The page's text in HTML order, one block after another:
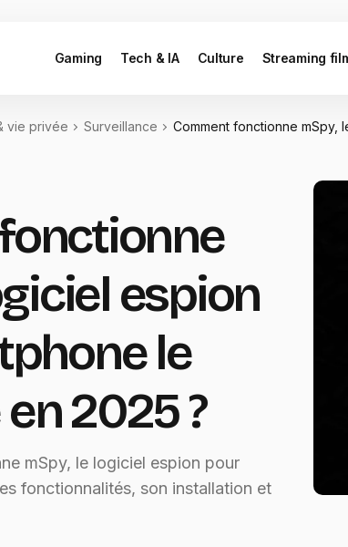
Gaming Tech & IA Culture Streaming
vie privée Surveillance Comment fonctionne mSpy,
espion
le
2025 ?
mSpy, le logiciel espion pour
fonctionnalités, son installation et